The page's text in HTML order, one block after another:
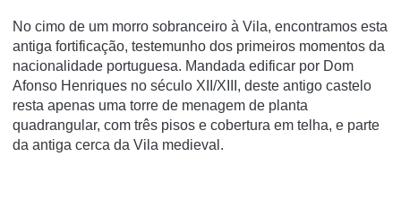
No cimo de um morro sobranceiro à Vila, encontramos esta
antiga fortificação, testemunho dos primeiros momentos da
nacionalidade portuguesa. Mandada edificar por Dom
Afonso Henriques no século XII/XIII, deste antigo castelo
resta apenas uma torre de menagem de planta
quadrangular, com três pisos e cobertura em telha, e parte
da antiga cerca da Vila medieval.